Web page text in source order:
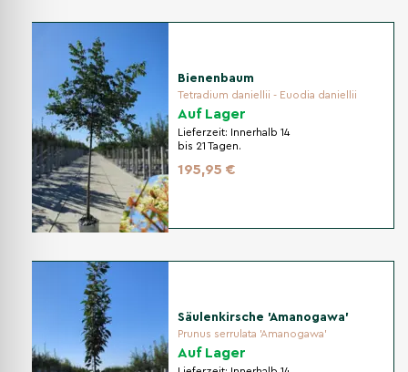
Bienenbaum
Tetradium daniellii - Euodia daniellii
Auf Lager
Lieferzeit:
Innerhalb 14
bis 21 Tagen.
195,95 €
Säulenkirsche 'Amanogawa'
Prunus serrulata 'Amanogawa'
Auf Lager